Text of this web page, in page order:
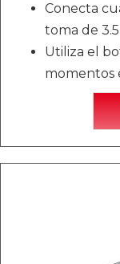
Conecta
toma de
Utiliza el
momentos